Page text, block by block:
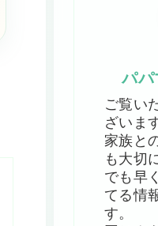
パパ
ご覧い
ざいま
家族と
も大切
でも早
てる情
す。